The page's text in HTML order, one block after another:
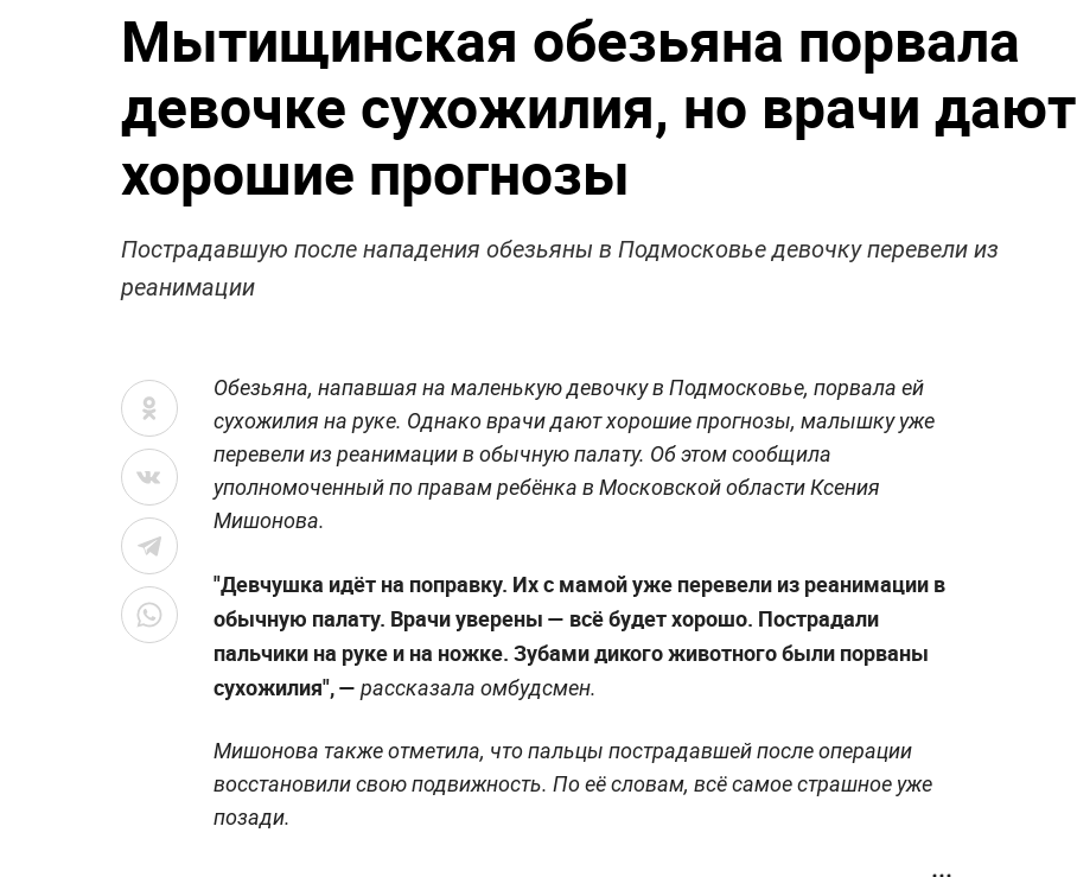
Мытищинская обезьяна порвала
девочке сухожилия, но врачи дают
хорошие прогнозы
Пострадавшую после нападения обезьяны в Подмосковье девочку перевели из
реанимации
Обезьяна, напавшая на маленькую девочку в Подмосковье, порвала ей
сухожилия на руке. Однако врачи дают хорошие прогнозы, малышку уже
перевели из реанимации в обычную палату. Об этом сообщила
уполномоченный по правам ребёнка в Московской области Ксения
Мишонова.
"Девчушка идёт на поправку. Их с мамой уже перевели из реанимации в
обычную палату. Врачи уверены — всё будет хорошо. Пострадали
пальчики на руке и на ножке. Зубами дикого животного были порваны
сухожилия", — рассказала омбудсмен.
Мишонова также отметила, что пальцы пострадавшей после операции
восстановили свою подвижность. По её словам, всё самое страшное уже
позади.